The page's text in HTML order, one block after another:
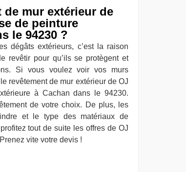
de mur extérieur de
de peinture
le 94230 ?
dégâts extérieurs, c’est la raison
revêtir pour qu’ils se protègent et
Si vous voulez voir vos murs
revêtement de mur extérieur de OJ
à Cachan dans le 94230.
de votre choix. De plus, les
et le type des matériaux de
tout de suite les offres de OJ
vite votre devis !